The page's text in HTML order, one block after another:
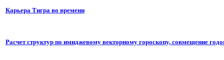
Карьера Тигра во времени
Расчет структур по имиджевому векторному гороскопу, совмещение